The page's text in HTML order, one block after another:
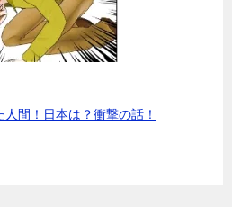
間！日本は？衝撃の話！